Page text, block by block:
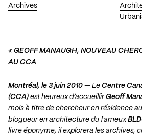
Archives
« GEOFF MANAUGH, NOUVEAU
AU CCA
Montréal, le 3 juin 2010 — Le Centre
(CCA) est heureux d’accueillirGeoff
mois à titre de chercheur en résidence
blogueur en architecture du fameux
livre éponyme, il explorera les archives,